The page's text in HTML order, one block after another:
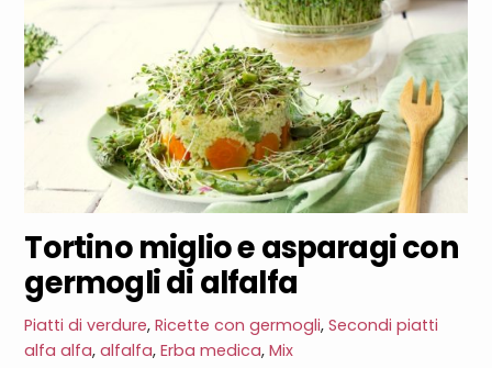
Tortino miglio e asparagi con
germogli di alfalfa
Piatti di verdure,Ricette con germogli,Secondi piatti
alfa alfa,alfalfa,Erba medica,Mix